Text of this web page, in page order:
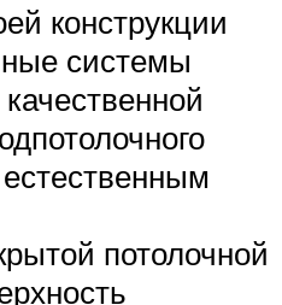
конструкции
системы
потолочной